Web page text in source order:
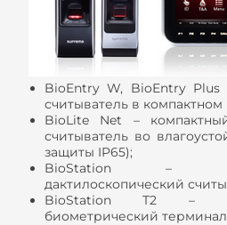
BioEntry W, BioEntry Plus
считыватель в компактном
BioLite Net –
считыватель во
защиты IP65);
BioStation –
дактилоскопический
BioStation T2 –
биометрический